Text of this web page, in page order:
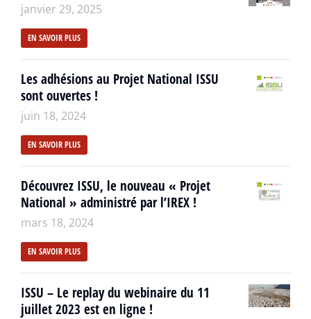
janvier 29, 2025
EN SAVOIR PLUS
Les adhésions au Projet National ISSU
sont ouvertes !
juin 18, 2024
EN SAVOIR PLUS
Découvrez ISSU, le nouveau « Projet
National » administré par l’IREX !
mars 18, 2024
EN SAVOIR PLUS
ISSU – Le replay du webinaire du 11
juillet 2023 est en ligne !